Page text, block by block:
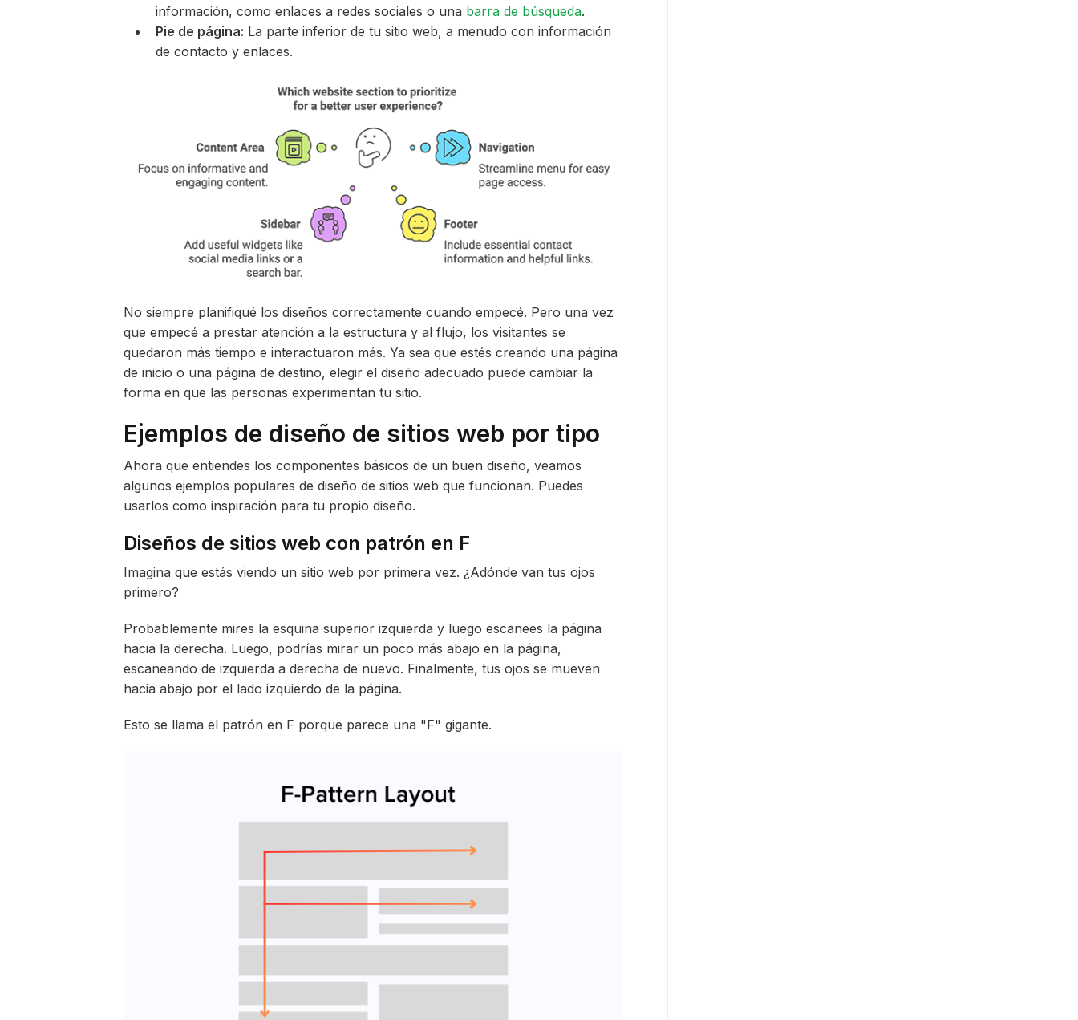
información, como enlaces a redes sociales o una barra de búsqueda.
Pie de página: La parte inferior de tu sitio web, a menudo con información
de contacto y enlaces.
No siempre planifiqué los diseños correctamente cuando empecé. Pero una vez
que empecé a prestar atención a la estructura y al flujo, los visitantes se
quedaron más tiempo e interactuaron más. Ya sea que estés creando una página
de inicio o una página de destino, elegir el diseño adecuado puede cambiar la
forma en que las personas experimentan tu sitio.
Ejemplos de diseño de sitios web por tipo
Ahora que entiendes los componentes básicos de un buen diseño, veamos
algunos ejemplos populares de diseño de sitios web que funcionan. Puedes
usarlos como inspiración para tu propio diseño.
Diseños de sitios web con patrón en F
Imagina que estás viendo un sitio web por primera vez. ¿Adónde van tus ojos
primero?
Probablemente mires la esquina superior izquierda y luego escanees la página
hacia la derecha. Luego, podrías mirar un poco más abajo en la página,
escaneando de izquierda a derecha de nuevo. Finalmente, tus ojos se mueven
hacia abajo por el lado izquierdo de la página.
Esto se llama el patrón en F porque parece una "F" gigante.